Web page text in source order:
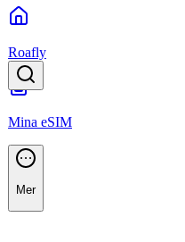
Roafly
Mina eSIM
Mer